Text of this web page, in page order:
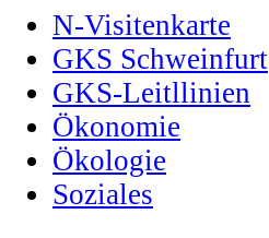
N-Visitenkarte
GKS Schweinfurt
GKS-Leitllinien
Ökonomie
Ökologie
Soziales